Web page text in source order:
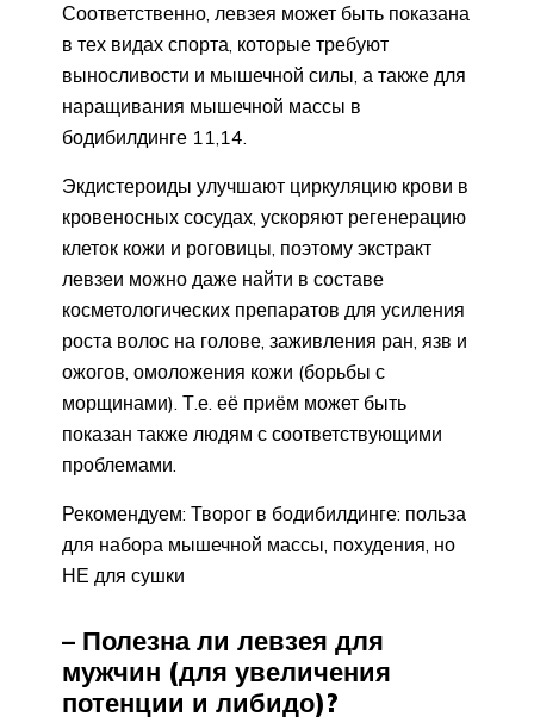
Соответственно, левзея может быть показана
в тех видах спорта, которые требуют
выносливости и мышечной силы, а также для
наращивания мышечной массы в
бодибилдинге 11,14.
Экдистероиды улучшают циркуляцию крови в
кровеносных сосудах, ускоряют регенерацию
клеток кожи и роговицы, поэтому экстракт
левзеи можно даже найти в составе
косметологических препаратов для усиления
роста волос на голове, заживления ран, язв и
ожогов, омоложения кожи (борьбы с
морщинами). Т.е. её приём может быть
показан также людям с соответствующими
проблемами.
Рекомендуем: Творог в бодибилдинге: польза
для набора мышечной массы, похудения, но
НЕ для сушки
– Полезна ли левзея для
мужчин (для увеличения
потенции и либидо)?